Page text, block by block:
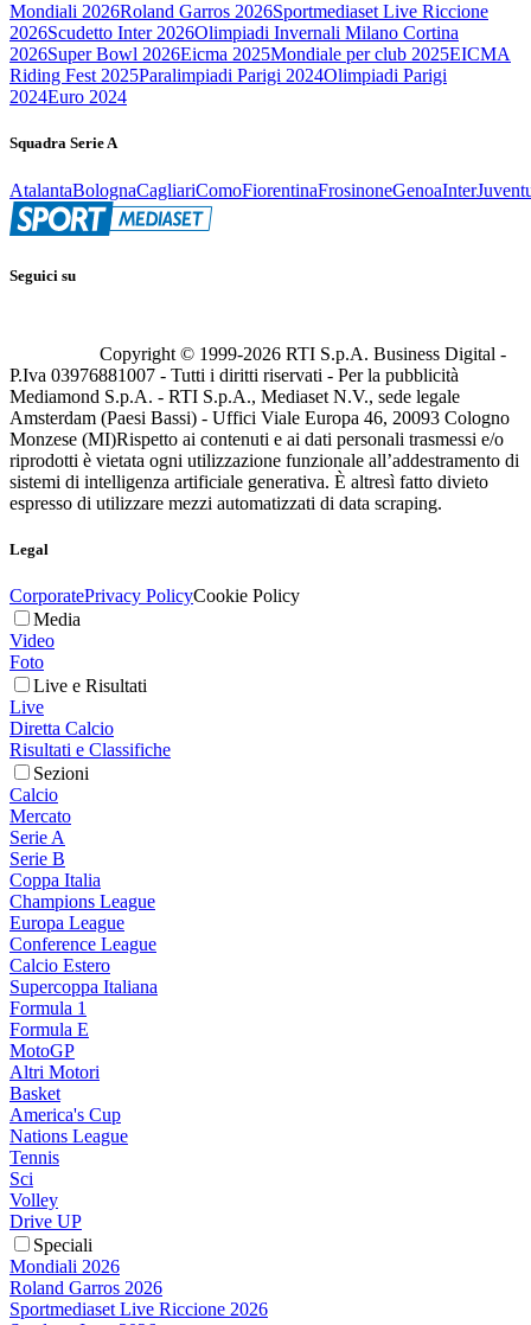
Mondiali 2026Roland Garros 2026Sportmediaset Live Riccione
2026Scudetto Inter 2026Olimpiadi Invernali Milano Cortina
2026Super Bowl 2026Eicma 2025Mondiale per club 2025EICMA
Riding Fest 2025Paralimpiadi Parigi 2024Olimpiadi Parigi
2024Euro 2024
Squadra Serie A
AtalantaBolognaCagliariComoFiorentinaFrosinoneGenoaInter
Seguici su
Copyright © 1999-2026 RTI S.p.A. Business Digital -
P.Iva 03976881007 - Tutti i diritti riservati - Per la pubblicità
Mediamond S.p.A. - RTI S.p.A., Mediaset N.V., sede legale
Amsterdam (Paesi Bassi) - Uffici Viale Europa 46, 20093 Cologno
Monzese (MI)Rispetto ai contenuti e ai dati personali trasmessi e/o
riprodotti è vietata ogni utilizzazione funzionale all’addestramento di
sistemi di intelligenza artificiale generativa. È altresì fatto divieto
espresso di utilizzare mezzi automatizzati di data scraping.
Legal
CorporatePrivacy PolicyCookie Policy
Media
Video
Foto
Live e Risultati
Live
Diretta Calcio
Risultati e Classifiche
Sezioni
Calcio
Mercato
Serie A
Serie B
Coppa Italia
Champions League
Europa League
Conference League
Calcio Estero
Supercoppa Italiana
Formula 1
Formula E
MotoGP
Altri Motori
Basket
America's Cup
Nations League
Tennis
Sci
Volley
Drive UP
Speciali
Mondiali 2026
Roland Garros 2026
Sportmediaset Live Riccione 2026